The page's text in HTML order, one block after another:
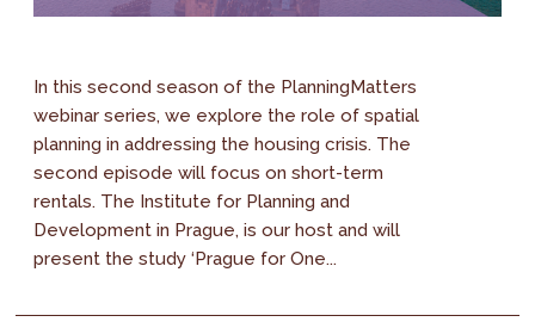
In this second season of the PlanningMatters
webinar series, we explore the role of spatial
planning in addressing the housing crisis. The
second episode will focus on short-term
rentals. The Institute for Planning and
Development in Prague, is our host and will
present the study ‘Prague for One...